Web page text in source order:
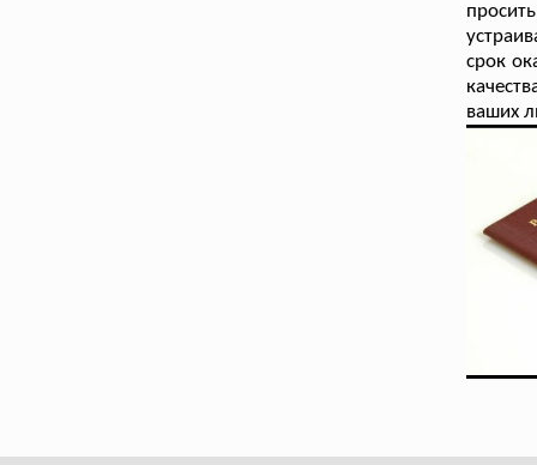
срок
ваших